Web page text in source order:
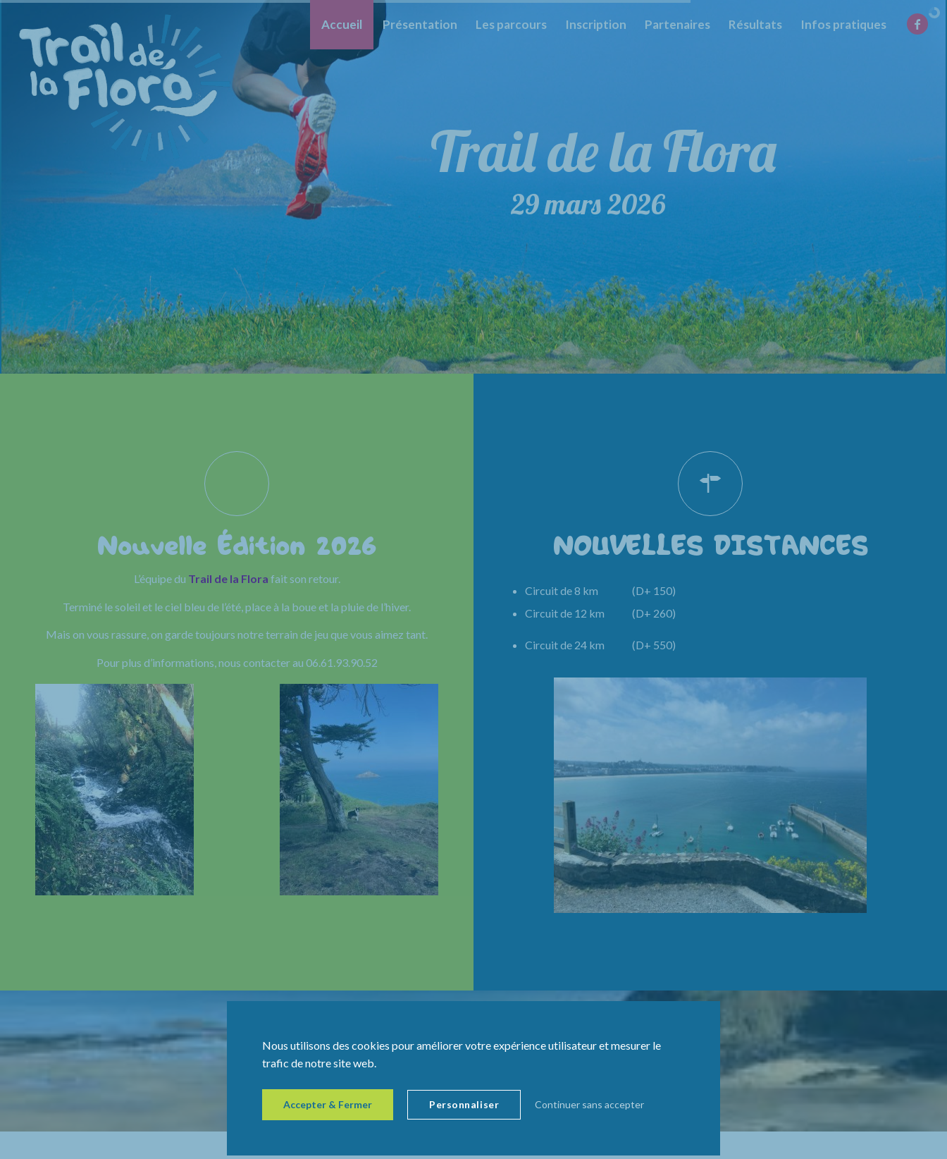
Accueil Présentation Les parcours Inscription Partenaires Résultats Infos pratiques
Trail de la Flora
29 mars 2026
Trail de la Flora
29 mars 2026
Nouvelle Édition 2026
L’équipe du Trail de la Flora fait son retour.
Terminé le soleil et le ciel bleu de l’été, place à la boue et la pluie de l’hiver.
Mais on vous rassure, on garde toujours notre terrain de jeu que vous aimez tant.
Pour plus d’informations, nous contacter au 06.61.93.90.52
NOUVELLES DISTANCES
Circuit de 8 km (D+ 150)
Circuit de 12 km (D+ 260)
Circuit de 24 km (D+ 550)
Nous utilisons des cookies pour améliorer votre expérience utilisateur et mesurer le
trafic de notre site web.
Accepter & Fermer Continuer sans accepter
Personnaliser